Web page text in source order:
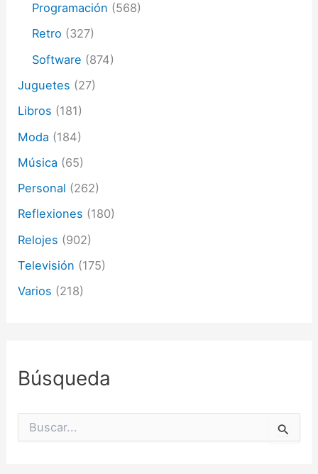
Programación (568)
Retro (327)
Software (874)
Juguetes (27)
Libros (181)
Moda (184)
Música (65)
Personal (262)
Reflexiones (180)
Relojes (902)
Televisión (175)
Varios (218)
Búsqueda